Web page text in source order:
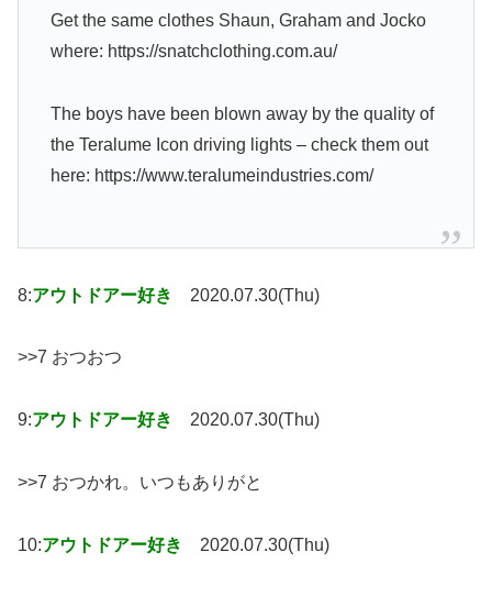
Get the same clothes Shaun, Graham and Jocko
where: https://snatchclothing.com.au/
The boys have been blown away by the quality of
the Teralume Icon driving lights – check them out
here: https://www.teralumeindustries.com/
8:アウトドアー好き 2020.07.30(Thu)
>>7 おつおつ
9:アウトドアー好き 2020.07.30(Thu)
>>7 おつかれ。いつもありがと
10:アウトドアー好き 2020.07.30(Thu)